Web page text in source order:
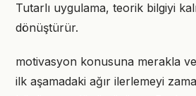
Tutarlı uygulama, teorik bilgiyi
dönüştürür.
motivasyon konusuna merakla
ilk aşamadaki ağır ilerlemeyi